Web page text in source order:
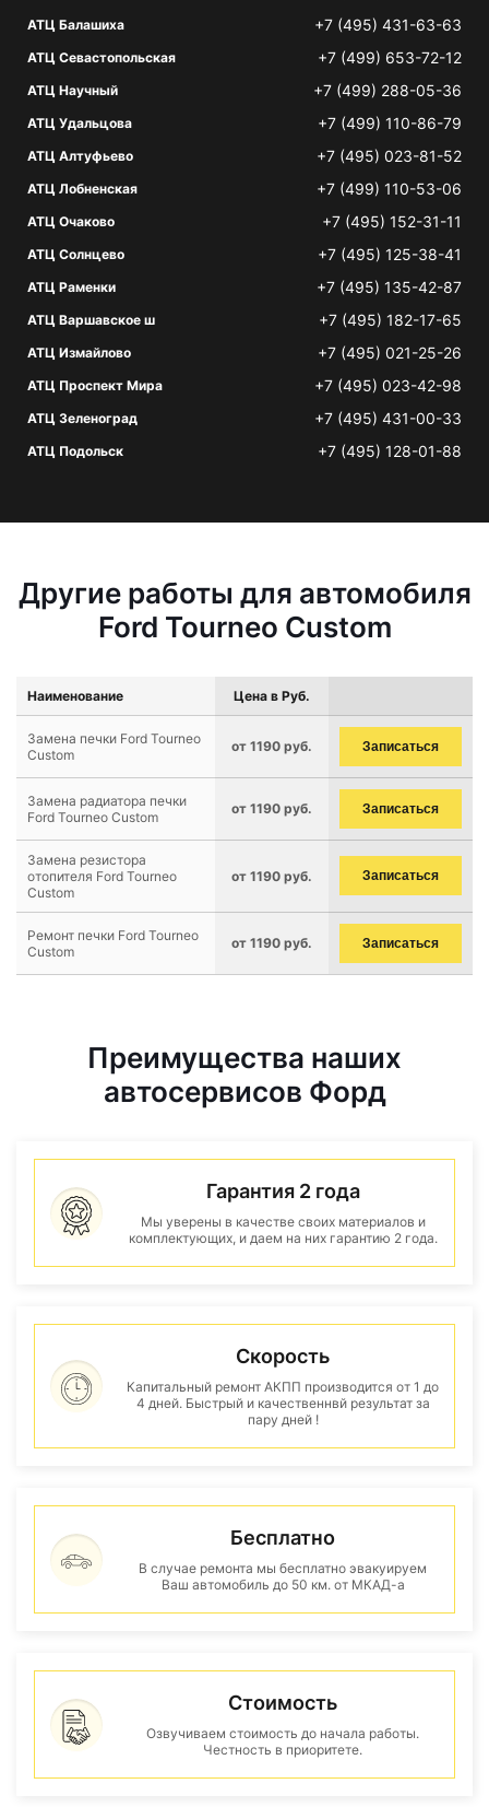
АТЦ Балашиха +7 (495) 431-63-63
АТЦ Севастопольская +7 (499) 653-72-12
АТЦ Научный +7 (499) 288-05-36
АТЦ Удальцова +7 (499) 110-86-79
АТЦ Алтуфьево +7 (495) 023-81-52
АТЦ Лобненская +7 (499) 110-53-06
АТЦ Очаково +7 (495) 152-31-11
АТЦ Солнцево +7 (495) 125-38-41
АТЦ Раменки +7 (495) 135-42-87
АТЦ Варшавское ш +7 (495) 182-17-65
АТЦ Измайлово +7 (495) 021-25-26
АТЦ Проспект Мира +7 (495) 023-42-98
АТЦ Зеленоград +7 (495) 431-00-33
АТЦ Подольск +7 (495) 128-01-88
Другие работы для автомобиля
Ford Tourneo Custom
Наименование Цена в Руб.
Замена печки Ford Tourneo
Custom
от 1190 руб. Записаться
Замена радиатора печки
Ford Tourneo Custom
от 1190 руб. Записаться
Замена резистора
отопителя Ford Tourneo
Custom
от 1190 руб. Записаться
Ремонт печки Ford Tourneo
Custom
от 1190 руб. Записаться
Преимущества наших
автосервисов Форд
Гарантия 2 года
Мы уверены в качестве своих материалов и
комплектующих, и даем на них гарантию 2 года.
Скорость
Капитальный ремонт АКПП производится от 1 до
4 дней. Быстрый и качественнвй результат за
пару дней !
Бесплатно
В случае ремонта мы бесплатно эвакуируем
Ваш автомобиль до 50 км. от МКАД-а
Стоимость
Озвучиваем стоимость до начала работы.
Честность в приоритете.